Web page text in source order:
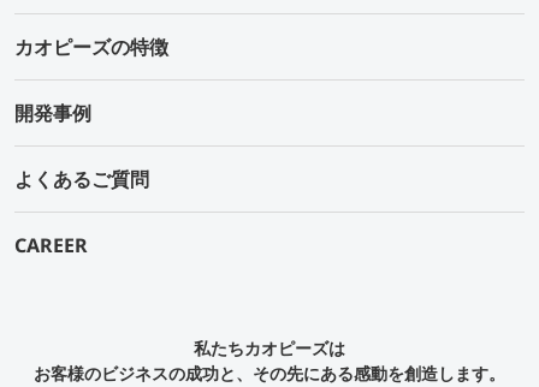
カオピーズの特徴
開発事例
よくあるご質問
CAREER
私たちカオピーズは
お客様のビジネスの成功と、その先にある感動を創造します。